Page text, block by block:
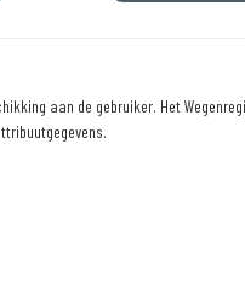
aan de gebruiker. Het